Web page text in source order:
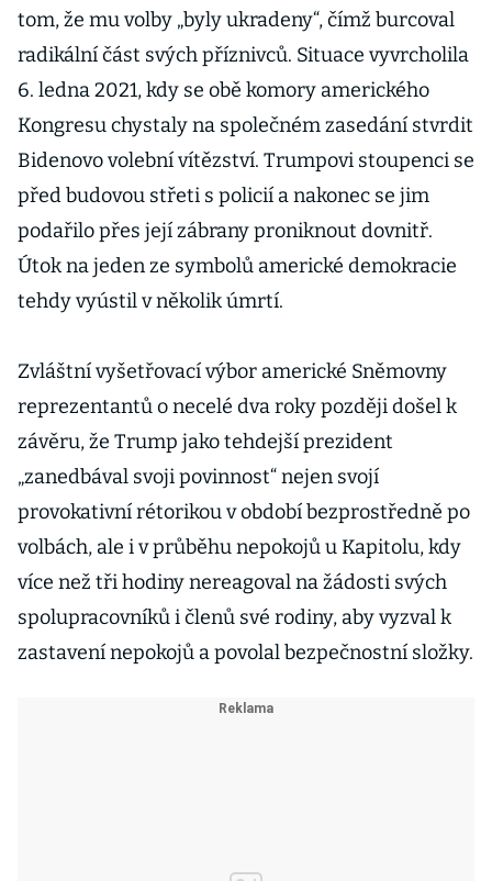
tom, že mu volby „byly ukradeny“, čímž burcoval
radikální část svých příznivců. Situace vyvrcholila
6. ledna 2021, kdy se obě komory amerického
Kongresu chystaly na společném zasedání stvrdit
Bidenovo volební vítězství. Trumpovi stoupenci se
před budovou střeti s policií a nakonec se jim
podařilo přes její zábrany proniknout dovnitř.
Útok na jeden ze symbolů americké demokracie
tehdy vyústil v několik úmrtí.
Zvláštní vyšetřovací výbor americké Sněmovny
reprezentantů o necelé dva roky později došel k
závěru, že Trump jako tehdejší prezident
„zanedbával svoji povinnost“ nejen svojí
provokativní rétorikou v období bezprostředně po
volbách, ale i v průběhu nepokojů u Kapitolu, kdy
více než tři hodiny nereagoval na žádosti svých
spolupracovníků i členů své rodiny, aby vyzval k
zastavení nepokojů a povolal bezpečnostní složky.